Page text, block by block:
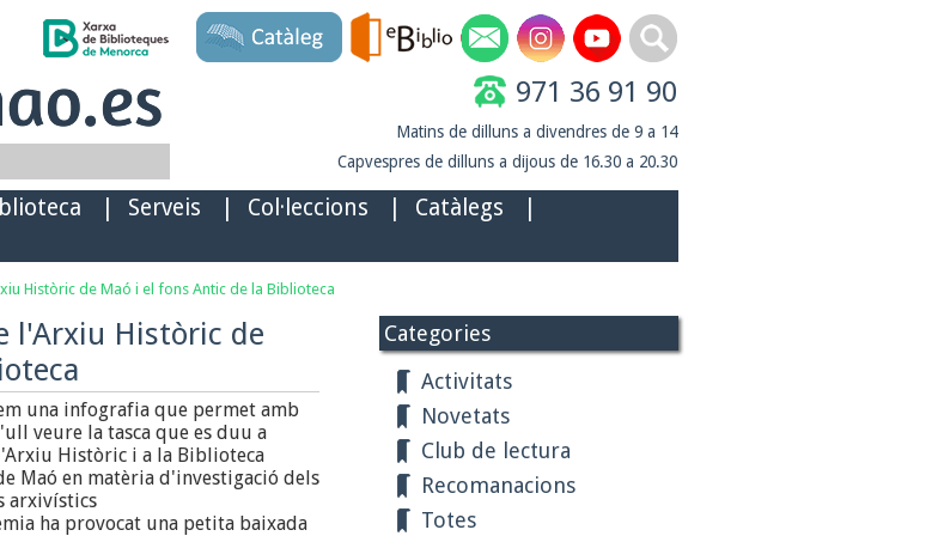
971 36 91 90
Matins de dilluns a divendres de 9 a 14
Capvespres de dilluns a dijous de 16.30 a 20.30
Serveis Col·leccions Catàlegs
Històric de Maó i el fons Antic de la Biblioteca
l'Arxiu Històric de
una infografia que permet amb
veure la tasca que es duu a
Històric i a la Biblioteca
Maó en matèria d'investigació dels
arxivístics
ha provocat una petita baixada
Categories
Activitats
Novetats
Club de lectura
Recomanacions
Totes